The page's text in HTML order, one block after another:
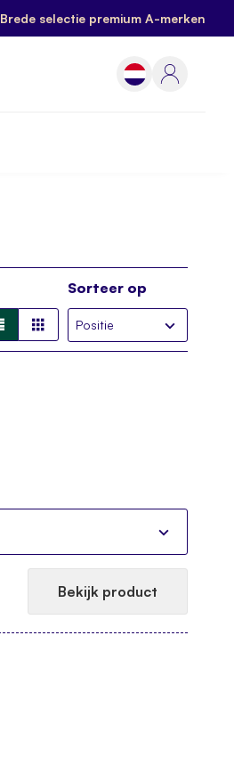
Brede selectie premium A-merken
Sorteer op
Foto-
tabel
Bekijk product